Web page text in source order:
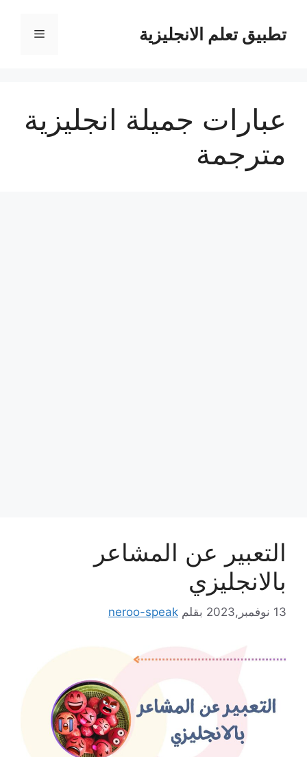
المحتوىتطبيق تعلم الانجليزية القائمة
عبارات جميلة انجليزية
مترجمة
التعبير عن المشاعر
بالانجليزي
13 نوفمبر,2023 بقلم neroo-speak